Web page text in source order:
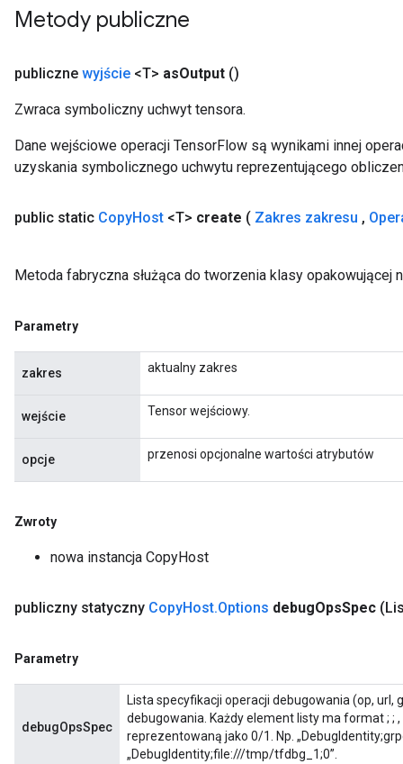
Metody publiczne
publiczne wyjście <T> asOutput ()
Zwraca symboliczny uchwyt tensora.
Dane wejściowe operacji TensorFlow są wynikami innej
uzyskania symbolicznego uchwytu reprezentującego
public static CopyHost <T> create ( Zakres zakresu ,
Metoda fabryczna służąca do tworzenia klasy opakowującej
Parametry
zakres aktualny zakres
wejście Tensor wejściowy.
opcje przenosi opcjonalne wartości atrybutów
Zwroty
nowa instancja CopyHost
publiczny statyczny CopyHost.Options debugOpsSpec
Parametry
debugOpsSpec
Lista specyfikacji operacji debugowania (op, url,
debugowania. Każdy element listy ma format; ;
reprezentowaną jako 0/1. Np.
„DebugIdentity;file:///tmp/tfdbg_1;0”.